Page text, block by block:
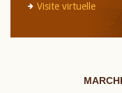
Visite virtuelle